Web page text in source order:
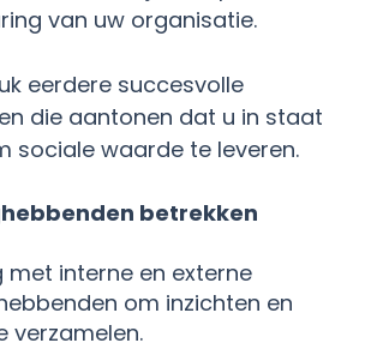
van uw organisatie.
eerdere succesvolle
die aantonen dat u in staat
sociale waarde te leveren.
betrekken
met interne en externe
om inzichten en
verzamelen.